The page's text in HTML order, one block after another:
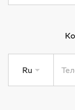
Ru